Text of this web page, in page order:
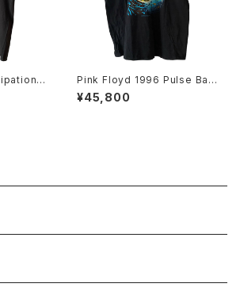
L
Tee
Pink Floyd 1996 Pulse Ban
d Tee
¥45,800